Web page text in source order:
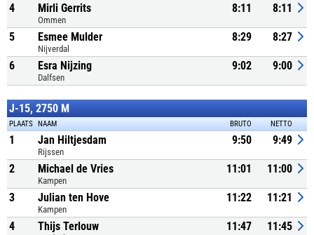
4 Mirli Gerrits
Ommen
8:11 8:11
5 Esmee Mulder
Nijverdal
8:29 8:27
6 Esra Nijzing
Dalfsen
9:02 9:00
J-15, 2750 M
PLAATS NAAM BRUTO NETTO
1 Jan Hiltjesdam
Rijssen
9:50 9:49
2 Michael de Vries
Kampen
11:01 11:00
3 Julian ten Hove
Kampen
11:22 11:21
4 Thijs Terlouw 11:47 11:45